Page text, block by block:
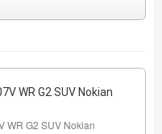
WR G2 SUV Nokian
WR G2 SUV Nokian